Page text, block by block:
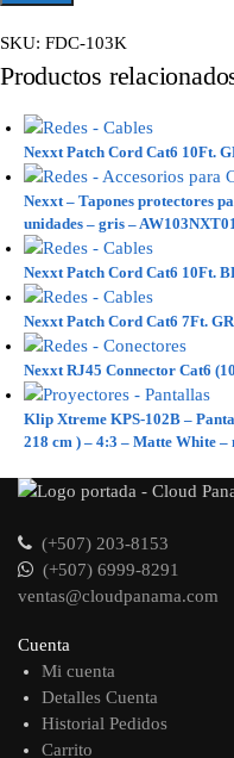
SKU: FDC-103K
Productos
Nexxt Patch Cord Cat6 10Ft.
Nexxt – Tapones protectores
unidades – gris – AW103NXT01
Nexxt Patch Cord Cat6 10Ft.
Nexxt Patch Cord Cat6 7Ft.
Nexxt RJ45 Connector Cat6
Klip Xtreme KPS-102B –
218 cm ) – 4:3 – Matte White –
(+507) 203-8153
(+507) 6999-8291
ventas@cloudpanama.com
Cuenta
Mi cuenta
Detalles Cuenta
Historial Pedidos
Carrito